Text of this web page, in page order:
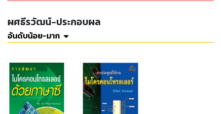
ผศธีรวัฒน์-ประกอบผล
อันดับน้อย-มาก